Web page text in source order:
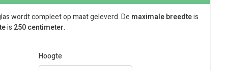
wordt compleet op maat geleverd. De maximale breedteis
is 250 centimeter.
Hoogte